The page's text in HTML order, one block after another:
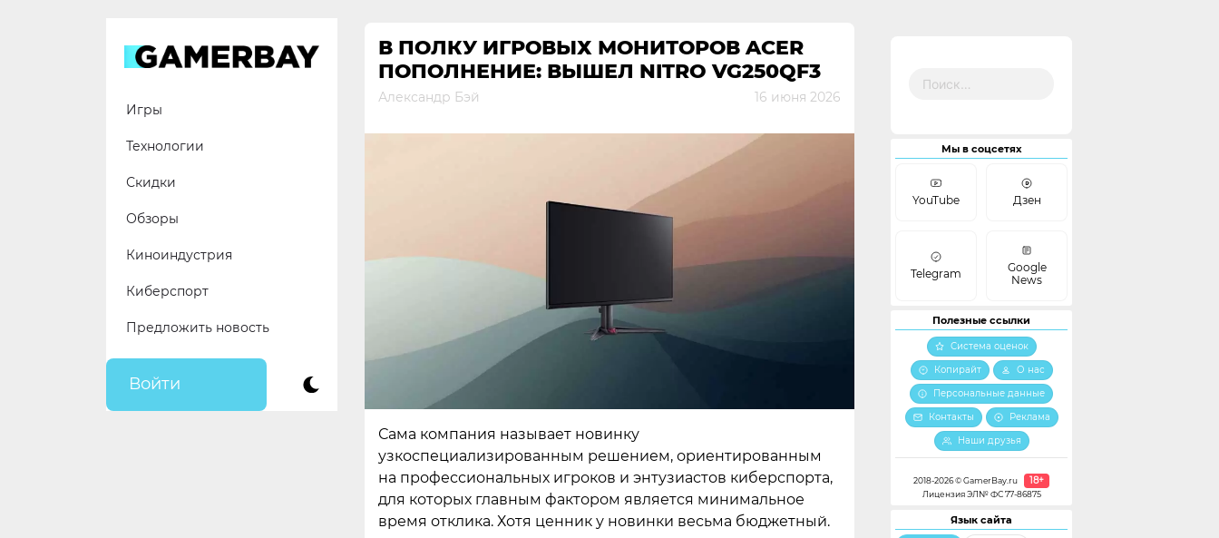
Игры
Технологии
Скидки
Обзоры
Киноиндустрия
Киберспорт
Предложить новость
Войти
В ПОЛКУ ИГРОВЫХ МОНИТОРОВ ACER
ПОПОЛНЕНИЕ: ВЫШЕЛ NITRO VG250QF3
Александр Бэй 16 июня 2026
Сама компания называет новинку
узкоспециализированным решением, ориентированным
на профессиональных игроков и энтузиастов киберспорта,
для которых главным фактором является минимальное
время отклика. Хотя ценник у новинки весьма бюджетный.
Мы в соцсетях
YouTube Дзен
Telegram
Google
News
Полезные ссылки
Система оценок
Копирайт
О нас
Персональные данные
Контакты
Реклама
Наши друзья
2018-2026 © GamerBay.ru 18+
Лицензия ЭЛ№ ФС 77-86875
Язык сайта